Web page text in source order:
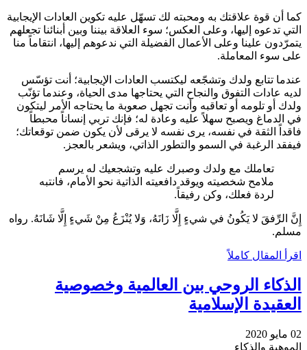
كما أن قوة علاقتك به ومحبته لك تسهّل عليه تكوين العادات الإيجابية
التي تدعوه إليها، وعلى العكس؛ سوء العلاقة بيننا وبين أبنائنا تجعلهم
يتمرّدون علينا وعلى الأعمال الفضيلة التي ندعوهم إليها، انتقاماً منا
على سوء المعاملة.
عندما تتابع ولدك وتشجّعه ليكتسب العادات الإيجابية؛ أنت تؤسّس
لديه عادات التفوق والنجاح التي يحتاجها مدى الحياة، وعندما تؤنّب
ولدك أو تلومه أو تعاقبه وأنت تجهل صعوبة ما يحتاجه الأمر ليتكون
في الدماغ ويصبح سهلاً عليه وعادة له؛ فإنك تربي إنساناً محبطاً
فاقداً الثقة في نفسه، يرى نفسه لا يرقى لأن يكون ضمن توقعاتك؛
فيفقد الرغبة في السمو والتطور الذاتي، ويشعر بالعجز.
تعاملك مع ولدك وصبرك عليه وتشجعيك له يرسم
ملامح شخصيته ويوقد دافعيته الذاتية نحو الأمام، فانتبه
لردة فعلك، وكن رفيقاً.
إِنَّ الرِّفقَ لا يَكُونُ في شيءٍ إِلَّا زَانَهُ، وَلا يُنْزَعُ مِنْ شَيءٍ إِلَّا شَانَهُ. رواه
مسلم.
اقرأ المقال كاملاً
الذكاء الروحي بين العالمية وخصوصية
العقيدة الإسلامية
02 مايو 2020
الموهبة والذكاء